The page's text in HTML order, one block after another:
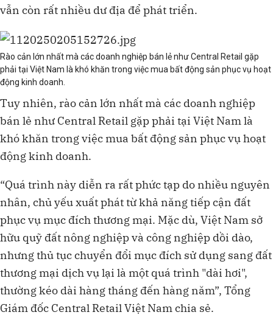
vẫn còn rất nhiều dư địa để phát triển.
Rào cản lớn nhất mà các doanh nghiệp bán lẻ như Central Retail gặp
phải tại Việt Nam là khó khăn trong việc mua bất động sản phục vụ hoạt
động kinh doanh.
Tuy nhiên, rào cản lớn nhất mà các doanh nghiệp
bán lẻ như Central Retail gặp phải tại Việt Nam là
khó khăn trong việc mua bất động sản phục vụ hoạt
động kinh doanh.
“Quá trình này diễn ra rất phức tạp do nhiều nguyên
nhân, chủ yếu xuất phát từ khả năng tiếp cận đất
phục vụ mục đích thương mại. Mặc dù, Việt Nam sở
hữu quỹ đất nông nghiệp và công nghiệp dồi dào,
nhưng thủ tục chuyển đổi mục đích sử dụng sang đất
thương mại dịch vụ lại là một quá trình "dài hơi",
thường kéo dài hàng tháng đến hàng năm”, Tổng
Giám đốc Central Retail Việt Nam chia sẻ.